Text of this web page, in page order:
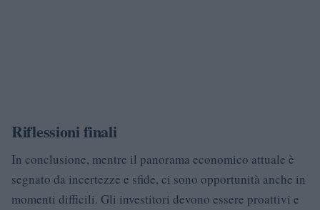
Riflessioni finali
In conclusione, mentre il panorama economico attuale è
segnato da incertezze e sfide, ci sono opportunità anche in
momenti difficili. Gli investitori devono essere proattivi e